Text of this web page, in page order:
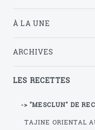
À LA UNE
ARCHIVES
LES RECETTES
-> "MESCLUN" DE
TAJINE ORIENTAL